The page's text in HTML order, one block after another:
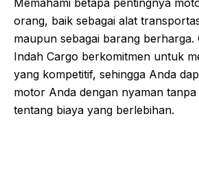
orang, baik sebagai alat
maupun sebagai barang berharga.
Indah Cargo berkomitmen untuk
yang kompetitif, sehingga Anda
motor Anda dengan nyaman
tentang biaya yang berlebihan.